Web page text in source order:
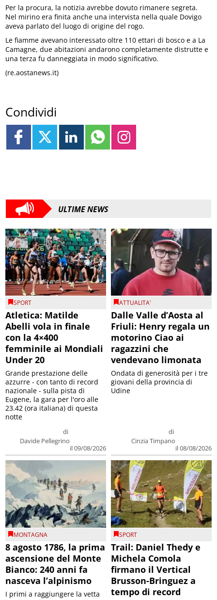
Per la procura, la notizia avrebbe dovuto rimanere segreta.
Nel mirino era finita anche una intervista nella quale Dovigo
aveva parlato del luogo di origine del rogo.
Le fiamme avevano interessato oltre 110 ettari di bosco e a La
Camagne, due abitazioni andarono completamente distrutte e
una terza fu danneggiata in modo significativo.
(re.aostanews.it)
Condividi
ULTIME NEWS
SPORT
Atletica: Matilde
Abelli vola in finale
con la 4×400
femminile ai Mondiali
Under 20
di
Davide Pellegrino
il 09/08/2026
Grande prestazione delle
azzurre - con tanto di record
nazionale - sulla pista di
Eugene, la gara per l'oro alle
23.42 (ora italiana) di questa
notte
ATTUALITA'
Dalle Valle d’Aosta al
Friuli: Henry regala un
motorino Ciao ai
ragazzini che
vendevano limonata
di
Cinzia Timpano
il 08/08/2026
Ondata di generosità per i tre
giovani della provincia di
Udine
MONTAGNA
8 agosto 1786, la prima
ascensione del Monte
Bianco: 240 anni fa
nasceva l’alpinismo
I primi a raggiungere la vetta
SPORT
Trail: Daniel Thedy e
Michela Comola
firmano il Vertical
Brusson-Bringuez a
tempo di record